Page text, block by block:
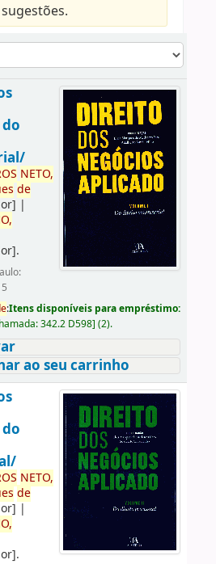
NETO,
de
|
.
:Itens disponíveis para empréstimo:
342.2 D598] (2).
ao seu carrinho
NETO,
de
|
.